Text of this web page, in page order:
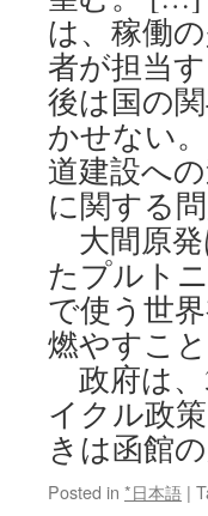
は、稼働
者が担当
後は国の
かせない
道建設へ
に関する
大間原発
たプルト
で使う世
燃やすこ
政府は、
イクル政
きは函館
Posted in *日本語 |